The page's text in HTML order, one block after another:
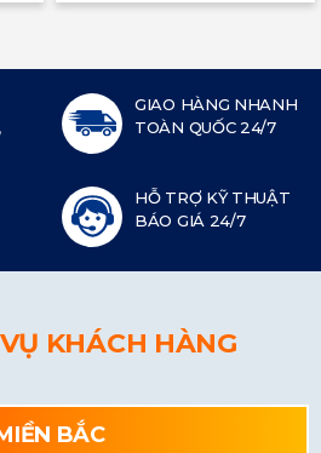
GIAO HÀNG NHANH
TOÀN QUỐC 24/7
HỖ TRỢ KỸ THUẬT
BÁO GIÁ 24/7
KHÁCH HÀNG
BẮC